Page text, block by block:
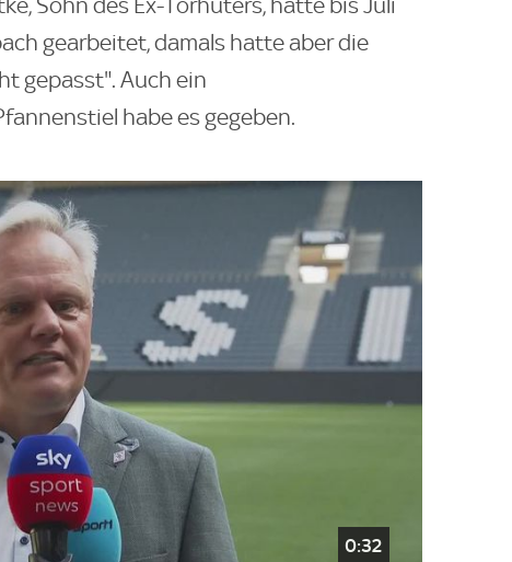
Sohn des Ex-Torhüters, hatte bis Juli
gearbeitet, damals hatte aber die
gepasst". Auch ein
habe es gegeben.
0:32